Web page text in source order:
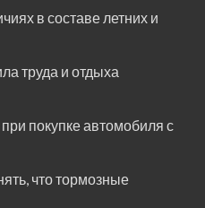
в составе летних и
труда и отдыха
покупке автомобиля с
что тормозные